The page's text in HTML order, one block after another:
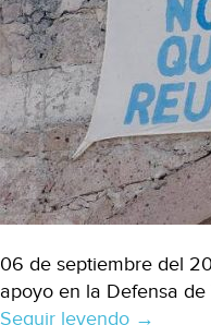
06 de septiembre del
apoyo en la Defensa
Seguir leyendo México:
→